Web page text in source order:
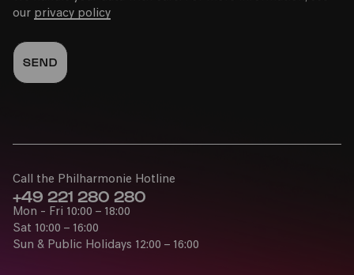
20.05.2022
16:00
Bürgerzentrum Nippes – Altenberger Hof
PhilharmonieVeedel Pänz
our privacy policy
Call the Philharmonie Hotline
+49 221 280 280
Mon - Fri 10:00 – 18:00
Sat 10:00 – 16:00
Sun & Public Holidays 12:00 – 16:00